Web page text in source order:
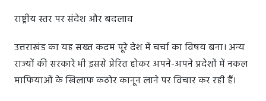
राष्ट्रीय स्तर पर संदेश और बदलाव
उत्तराखंड का यह सख्त कदम पूरे देश में चर्चा का विषय बना। अन्य
राज्यों की सरकारें भी इससे प्रेरित होकर अपने-अपने प्रदेशों में नकल
माफियाओं के खिलाफ कठोर कानून लाने पर विचार कर रही हैं।